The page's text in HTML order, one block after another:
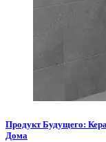
Продукт Будущего:
Дома